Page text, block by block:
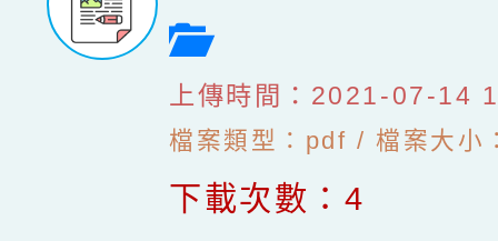
檔案預覽
上傳時間：2021-07-14
檔案類型：pdf / 檔案大小
下載次數：4